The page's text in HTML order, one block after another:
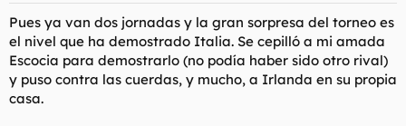
Pues ya van dos jornadas y la gran sorpresa del torneo es
el nivel que ha demostrado Italia. Se cepilló a mi amada
Escocia para demostrarlo (no podía haber sido otro rival)
y puso contra las cuerdas, y mucho, a Irlanda en su propia
casa.